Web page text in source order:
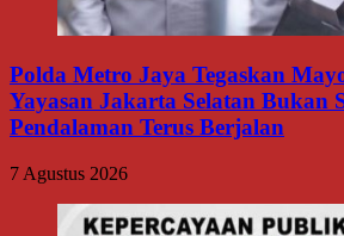
Polda Metro Jaya Tegaskan
Yayasan Jakarta Selatan Bukan
Pendalaman Terus Berjalan
7 Agustus 2026